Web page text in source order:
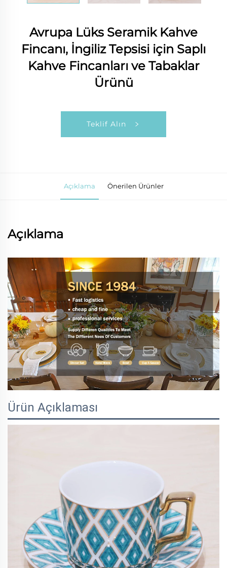
Avrupa Lüks Seramik Kahve
Fincanı, İngiliz Tepsisi için Saplı
Kahve Fincanları ve Tabaklar
Ürünü
Teklif Alın
Açıklama Önerilen Ürünler
Açıklama
Ürün Açıklaması